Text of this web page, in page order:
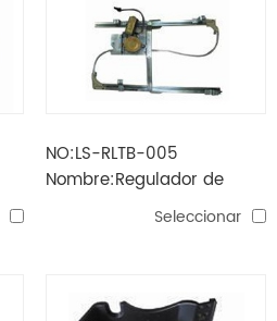
NO:LS-RLTB-005
Nombre:Regulador de
ventana kerax con motor
Seleccionar